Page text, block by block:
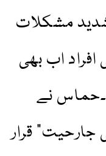
مشکلات
اب بھی
نے
جارحیت” قرار